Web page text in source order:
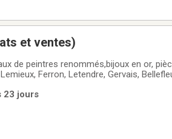
et ventes)
de peintres renommés,bijoux en or,
Ferron, Letendre, Gervais,
23 jours